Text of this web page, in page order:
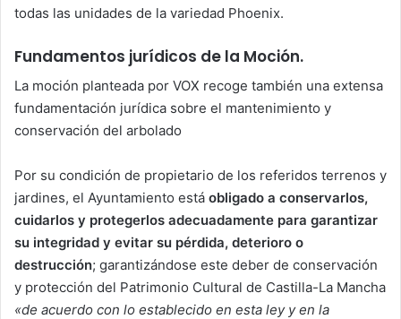
todas las unidades de la variedad Phoenix.
Fundamentos jurídicos de la Moción.
La moción planteada por VOX recoge también una extensa
fundamentación jurídica sobre el mantenimiento y
conservación del arbolado
Por su condición de propietario de los referidos terrenos y
jardines, el Ayuntamiento está obligado a conservarlos,
cuidarlos y protegerlos adecuadamente para garantizar
su integridad y evitar su pérdida, deterioro o
destrucción; garantizándose este deber de conservación
y protección del Patrimonio Cultural de Castilla-La Mancha
«de acuerdo con lo establecido en esta ley y en la